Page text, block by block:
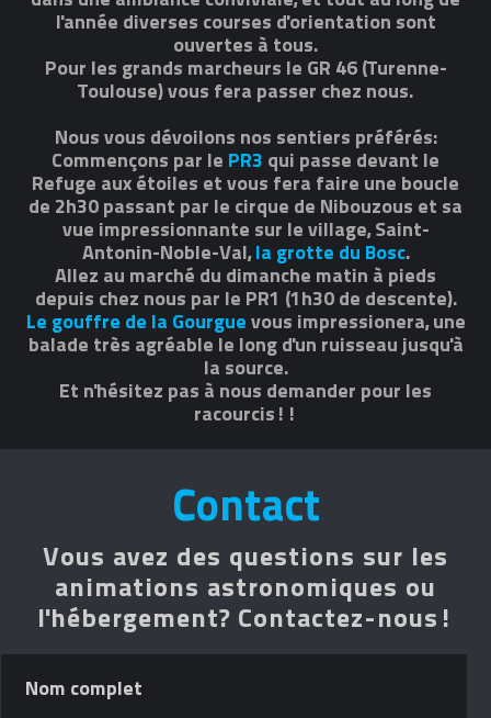
l'année diverses courses d'orientation sont
ouvertes à tous.
Pour les grands marcheurs le GR 46 (Turenne-
Toulouse) vous fera passer chez nous.
Nous vous dévoilons nos sentiers préférés:
Commençons par le PR3 qui passe devant le
Refuge aux étoiles et vous fera faire une boucle
de 2h30 passant par le cirque de Nibouzous et sa
vue impressionnante sur le village, Saint-
Antonin-Noble-Val,la grotte du Bosc.
Allez au marché du dimanche matin à pieds
depuis chez nous par le PR1 (1h30 de descente).
Le gouffre de la Gourgue vous impressionera, une
balade très agréable le long d'un ruisseau jusqu'à
la source.
Et n'hésitez pas à nous demander pour les
racourcis!!
Contact
Vous avez des questions sur les
animations astronomiques ou
l'hébergement? Contactez-nous!